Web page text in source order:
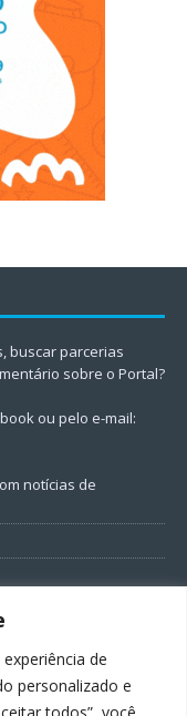
de
personalizado e
todos”, você
buscar parcerias
sobre o Portal?
ou pelo e-mail:
notícias de